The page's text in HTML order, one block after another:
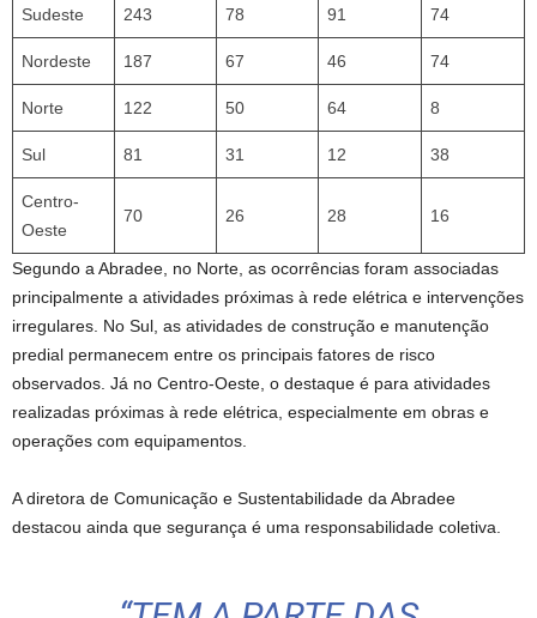
Sudeste 243 78 91 74
Nordeste 187 67 46 74
Norte 122 50 64 8
Sul 81 31 12 38
Centro-
Oeste
70 26 28 16
Segundo a Abradee, no Norte, as ocorrências foram associadas
principalmente a atividades próximas à rede elétrica e intervenções
irregulares. No Sul, as atividades de construção e manutenção
predial permanecem entre os principais fatores de risco
observados. Já no Centro-Oeste, o destaque é para atividades
realizadas próximas à rede elétrica, especialmente em obras e
operações com equipamentos.
A diretora de Comunicação e Sustentabilidade da Abradee
destacou ainda que segurança é uma responsabilidade coletiva.